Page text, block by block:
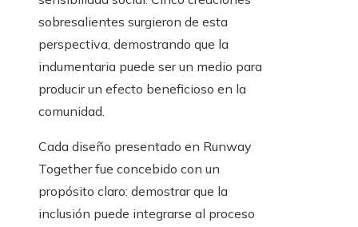
sobresalientes surgieron de esta
perspectiva, demostrando que la
indumentaria puede ser un medio para
producir un efecto beneficioso en la
comunidad.
Cada diseño presentado en Runway
Together fue concebido con un
propósito claro: demostrar que la
inclusión puede integrarse al proceso